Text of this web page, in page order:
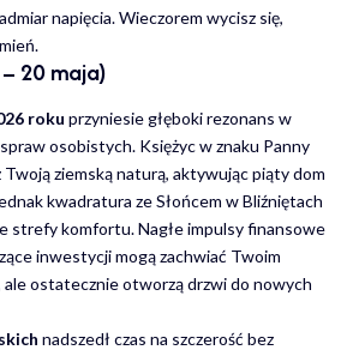
napięcia. Wieczorem wycisz się,
20 maja)
roku przyniesie głęboki rezonans w
osobistych. Księżyc w znaku Panny
Twoją ziemską naturą, aktywując piąty dom
kwadratura ze Słońcem w Bliźniętach
strefy komfortu. Nagłe impulsy finansowe
inwestycji mogą zachwiać Twoim
ale ostatecznie otworzą drzwi do nowych
nadszedł czas na szczerość bez